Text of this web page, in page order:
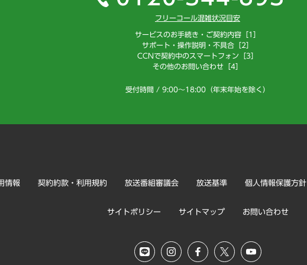
フリーコール混雑状況目安
サービスのお手続き・ご契約内容［1］
サポート・操作説明・不具合［2］
CCNで契約中のスマートフォン［3］
その他のお問い合わせ［4］
受付時間 / 9:00～18:00（年末年始を除く）
情報 契約約款・利用規約 放送番組審議会 放送基準 個人情報保護方針
サイトポリシー サイトマップ お問い合わせ